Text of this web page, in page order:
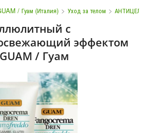
/ Гуам (Италия) > Уход за телом >
с
эффектом
/ Гуам
Q S T V